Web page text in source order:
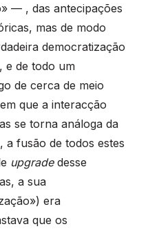
— , das antecipações
mas de modo
democratização
e de todo um
de cerca de meio
que a interacção
se torna análoga da
fusão de todos estes
upgradedesse
a sua
era
que os